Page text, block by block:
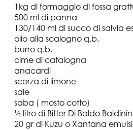
1kg di formaggio di fossa
500 ml di panna
130/140 ml di succo di salvia
olio alla scalogno q.b.
burro q.b.
cime di catalogna
anacardi
scorza di limone
sale
saba ( mosto cotto)
½ litro di Bitter Di Baldo
20 gr di Kuzu o Xantana